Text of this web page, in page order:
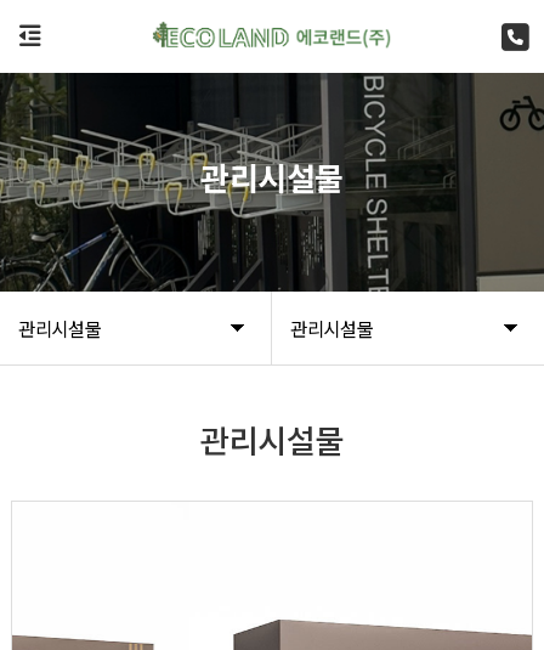
관리시설물 관리시설물
관리시설물
관리시설물